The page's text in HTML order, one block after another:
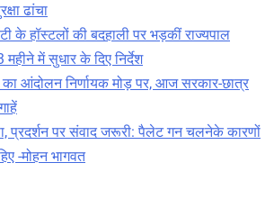
ढांचा
के हॉस्टलों की बदहाली पर भड़कीं राज्यपाल
में सुधार के दिए निर्देश
आंदोलन निर्णायक मोड़ पर, आज सरकार-छात्र
प्रदर्शन पर संवाद जरूरी: पैलेट गन चलनेके कारणों
-मोहन भागवत